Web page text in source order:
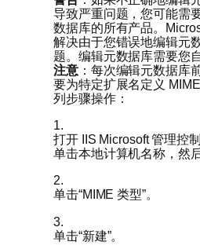
导致严重问题，您可能需
数据库的所有产品。
解决由于您错误地编辑元
题。编辑元数据库需要您
注意：每次编辑元数据库
要为特定扩展名定义
列步骤操作：
1.
打开 IIS Microsoft 管理控
单击本地计算机名称，然后
2.
单击“MIME 类型”。
3.
单击“新建”。